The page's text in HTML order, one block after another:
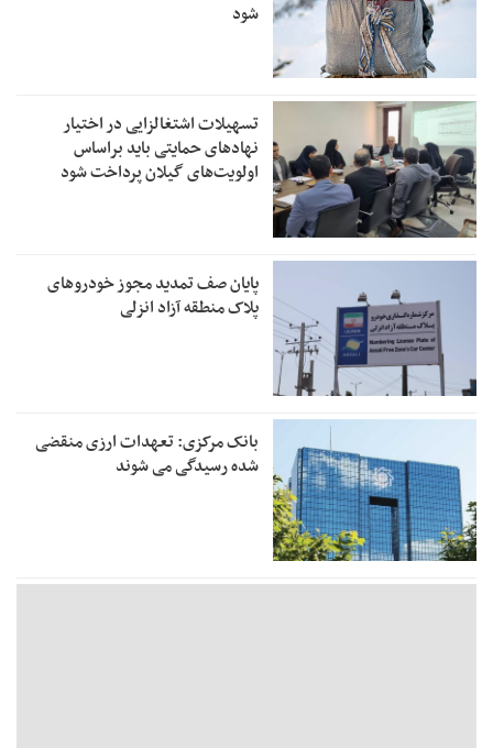
شود
تسهیلات اشتغالزایی در اختیار
نهادهای حمایتی باید براساس
اولویت‌های گیلان پرداخت شود
پایان صف تمدید مجوز خودروهای
پلاک منطقه آزاد انزلی
بانک مرکزی: تعهدات ارزی منقضی
شده رسیدگی می شوند